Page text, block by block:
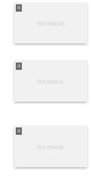
it
it
it